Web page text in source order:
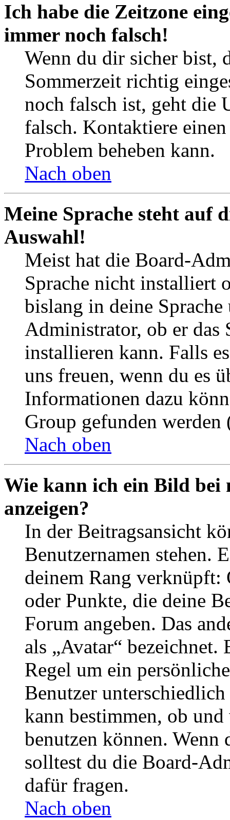
Ich habe die Zeitzone
immer noch falsch!
Wenn du dir sicher bist,
Sommerzeit richtig
noch falsch ist, geht die
falsch. Kontaktiere
Problem beheben kann.
Nach oben
Meine Sprache steht auf
Auswahl!
Meist hat die Board-
Sprache nicht installiert
bislang in deine
Administrator, ob er das
installieren kann. Falls
uns freuen, wenn du es
Informationen dazu
Group gefunden
Nach oben
Wie kann ich ein Bild bei
anzeigen?
In der Beitragsansicht
Benutzernamen stehen.
deinem Rang verknüpft:
oder Punkte, die deine
Forum angeben. Das
als „Avatar“
Regel um ein
Benutzer
kann bestimmen, ob
benutzen können. Wenn
solltest du die Board-
dafür fragen.
Nach oben